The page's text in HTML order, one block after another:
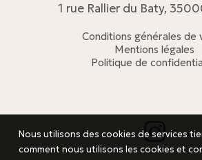
1 rue Rallier du Baty,
Conditions générales de
Mentions légales
Politique de
Nous utilisons des cookies de services
comment nous utilisons les cookies et